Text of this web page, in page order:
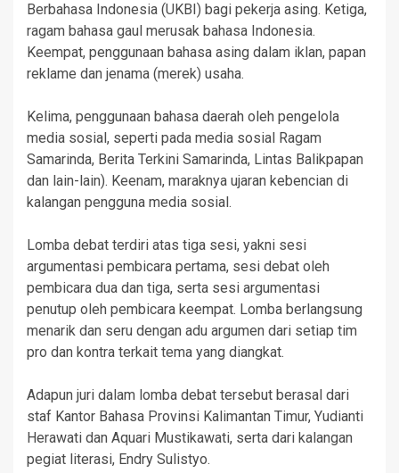
Berbahasa Indonesia (UKBI) bagi pekerja asing. Ketiga,
ragam bahasa gaul merusak bahasa Indonesia.
Keempat, penggunaan bahasa asing dalam iklan, papan
reklame dan jenama (merek) usaha.
Kelima, penggunaan bahasa daerah oleh pengelola
media sosial, seperti pada media sosial Ragam
Samarinda, Berita Terkini Samarinda, Lintas Balikpapan
dan lain-lain). Keenam, maraknya ujaran kebencian di
kalangan pengguna media sosial.
Lomba debat terdiri atas tiga sesi, yakni sesi
argumentasi pembicara pertama, sesi debat oleh
pembicara dua dan tiga, serta sesi argumentasi
penutup oleh pembicara keempat. Lomba berlangsung
menarik dan seru dengan adu argumen dari setiap tim
pro dan kontra terkait tema yang diangkat.
Adapun juri dalam lomba debat tersebut berasal dari
staf Kantor Bahasa Provinsi Kalimantan Timur, Yudianti
Herawati dan Aquari Mustikawati, serta dari kalangan
pegiat literasi, Endry Sulistyo.